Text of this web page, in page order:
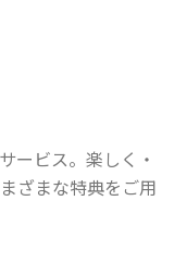
ービス。楽しく・
ざまな特典をご用